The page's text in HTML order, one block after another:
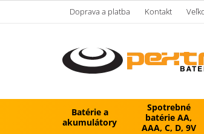
Doprava a platba Kontakt
Batérie a
akumulátory
Spotrebné
batérie AA,
AAA, C, D, 9V